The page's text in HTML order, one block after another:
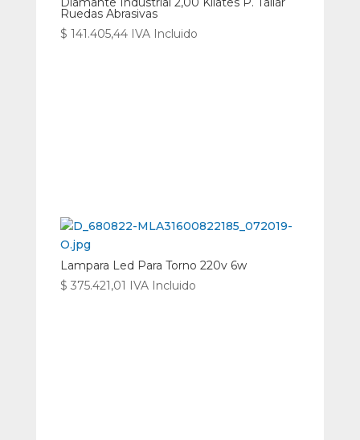
Ruedas Abrasivas
$ 141.405,44 IVA Incluido
Lampara Led Para Torno 220v 6w
$ 375.421,01 IVA Incluido